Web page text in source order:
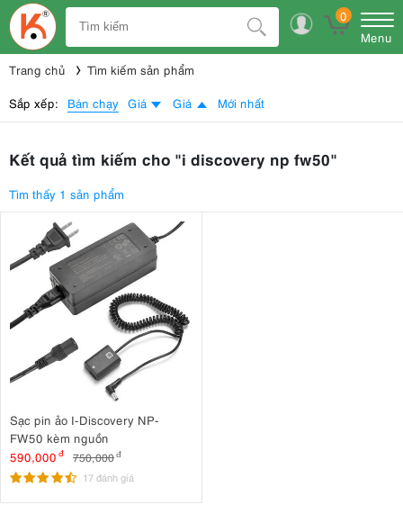
0
Menu
Trang chủ Tìm kiếm sản phẩm
Sắp xếp: Bán chạy Giá Giá Mới nhất
Kết quả tìm kiếm cho "i discovery np fw50"
Tìm thấy 1 sản phẩm
Sạc pin ảo I-Discovery NP-
FW50 kèm nguồn
590,000 đ 750,000đ
17 đánh giá